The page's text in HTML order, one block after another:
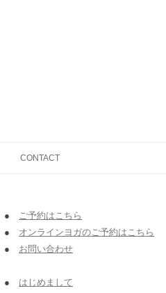
CONTACT
● ご予約はこちら
● オンラインヨガのご予約はこちら
● お問い合わせ
● はじめまして